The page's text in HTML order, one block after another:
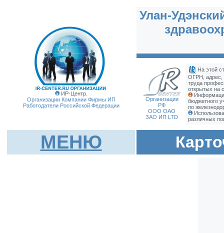
ИР-Центр.
Организации Компании Фирмы ИП
Работодатели Российской Федерации
Улан-
Организации
РФ
ООО ОАО
ЗАО ИП LTD
На этой
ОГРН, адрес,
труда
открытых на
бюджетного
по
различных
МЕНЮ